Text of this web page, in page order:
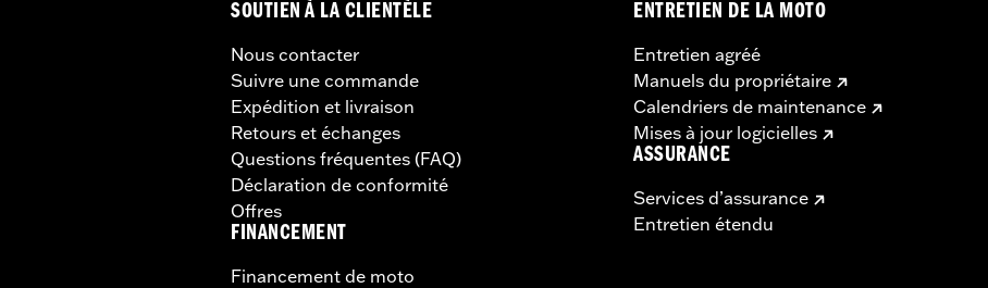
SOUTIEN À LA CLIENTÈLE
Nous contacter
Suivre une commande
Expédition et livraison
Retours et échanges
Questions fréquentes (FAQ)
Déclaration de conformité
Offres
FINANCEMENT
Financement de moto
ENTRETIEN DE LA MOTO
Entretien agréé
Manuels du propriétaire
Calendriers de maintenance
Mises à jour logicielles
ASSURANCE
Services d’assurance
Entretien étendu